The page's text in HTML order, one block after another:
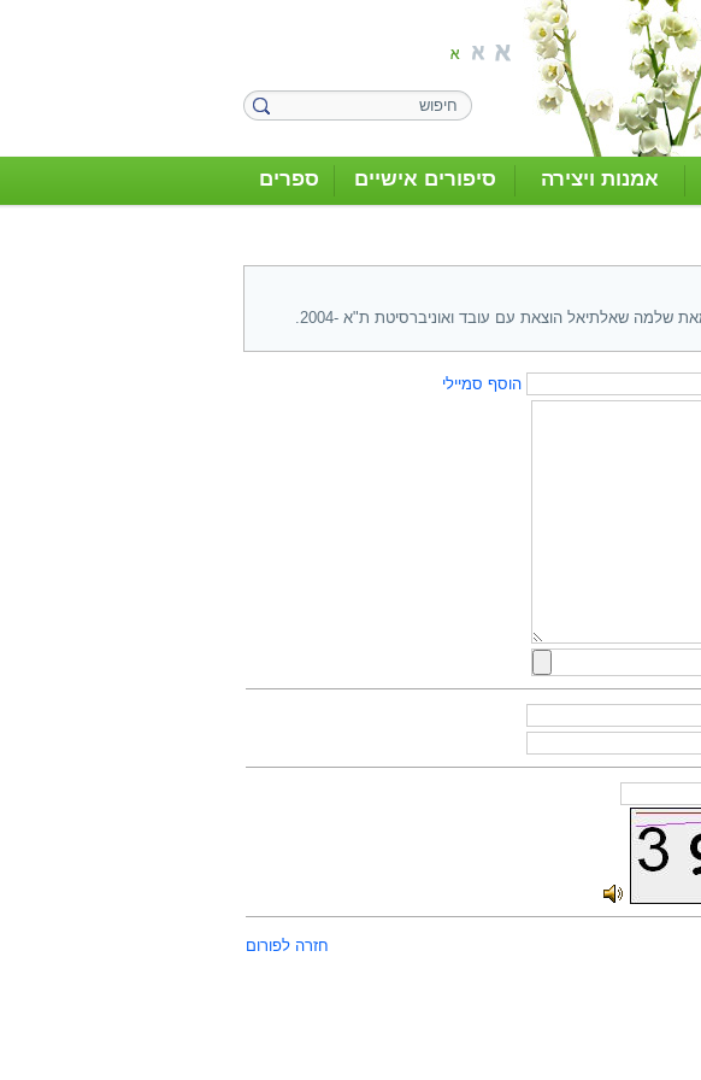
אמנות ויצירה סיפורים אישיים ספרים
אורנה שלום, את יכולה להעזר בספר "מארץ הולדת למולדת" מאת שלמה שאלתיאל הוצאת עם עובד ואוניברסיטת ת"א -2004.
הוסף סמיילי
חזרה לפורום